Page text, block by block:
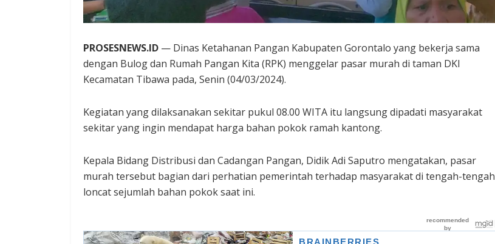
PROSESNEWS.ID — Dinas Ketahanan Pangan Kabupaten Gorontalo yang bekerja sama
dengan Bulog dan Rumah Pangan Kita (RPK) menggelar pasar murah di taman DKI
Kecamatan Tibawa pada, Senin (04/03/2024).
Kegiatan yang dilaksanakan sekitar pukul 08.00 WITA itu langsung dipadati masyarakat
sekitar yang ingin mendapat harga bahan pokok ramah kantong.
Kepala Bidang Distribusi dan Cadangan Pangan, Didik Adi Saputro mengatakan, pasar
murah tersebut bagian dari perhatian pemerintah terhadap masyarakat di tengah-tengah
loncat sejumlah bahan pokok saat ini.